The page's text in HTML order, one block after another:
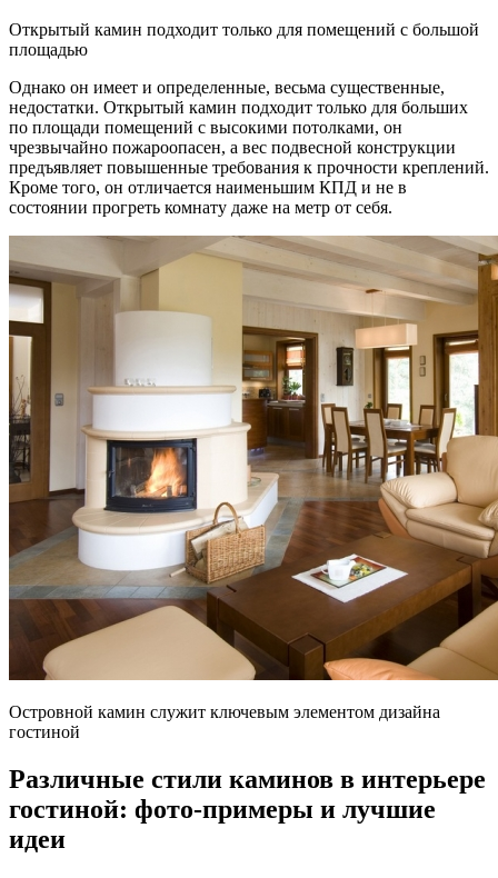
Открытый камин подходит только для помещений с большой
площадью
Однако он имеет и определенные, весьма существенные,
недостатки. Открытый камин подходит только для больших
по площади помещений с высокими потолками, он
чрезвычайно пожароопасен, а вес подвесной конструкции
предъявляет повышенные требования к прочности креплений.
Кроме того, он отличается наименьшим КПД и не в
состоянии прогреть комнату даже на метр от себя.
Островной камин служит ключевым элементом дизайна
гостиной
Различные стили каминов в интерьере
гостиной: фото-примеры и лучшие
идеи